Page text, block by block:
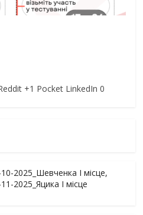
+1 Pocket LinkedIn 0
2025_Шевченка І місце,
2025_Яцика І місце